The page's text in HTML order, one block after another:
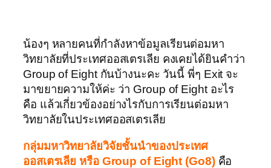
น้องๆ หลายคนที่กำลังหาข้อมูลเรียนต่อมหา
วิทยาลัยที่ประเทศออสเตรเลีย คงเคยได้ยินคำว่า
Group of Eight กันบ้างนะคะ วันนี้ พี่ๆ Exit จะ
มาขยายความให้ค่ะ ว่า Group of Eight อะไร
คือ แล้วเกี่ยวข้องอย่างไรกับการเรียนต่อมหา
วิทยาลัยในประเทศออสเตรเลีย
กลุ่มมหาวิทยาลัยวิจัยชั้นนำของประเทศ
ออสเตรเลีย หรือ Group of Eight (Go8)คือ